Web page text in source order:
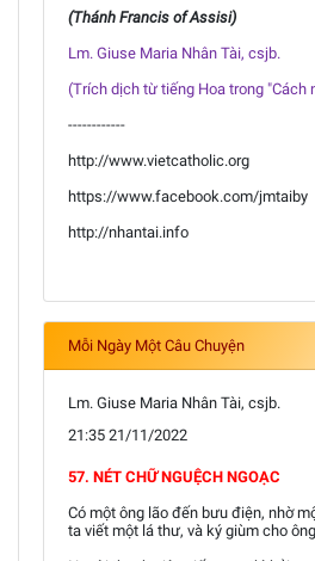
(Thánh Francis of Assisi)
Lm. Giuse Maria Nhân Tài, csjb.
(Trích dịch từ tiếng Hoa trong "Cách
------------
http://www.vietcatholic.org
https://www.facebook.com/jmtaiby
http://nhantai.info
Mỗi Ngày Một Câu Chuyện
Lm. Giuse Maria Nhân Tài, csjb.
21:35 21/11/2022
57. NÉT CHỮ NGUỆCH NGOẠC
Có một ông lão đến bưu điện, nhờ
ta viết một lá thư, và ký giùm cho